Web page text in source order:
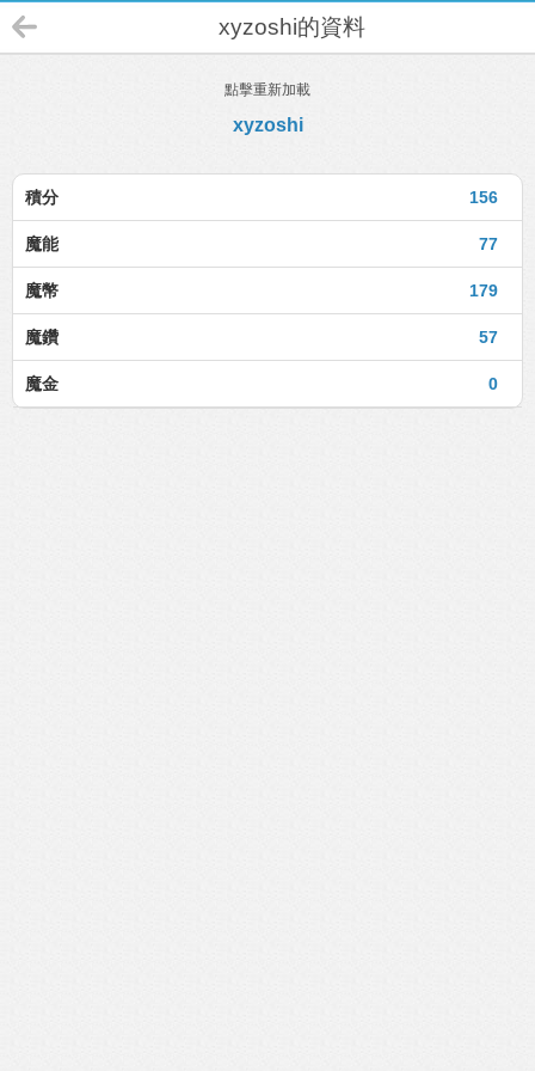
xyzoshi的資料
點擊重新加載
xyzoshi
156
積分
77
魔能
179
魔幣
57
魔鑽
0
魔金